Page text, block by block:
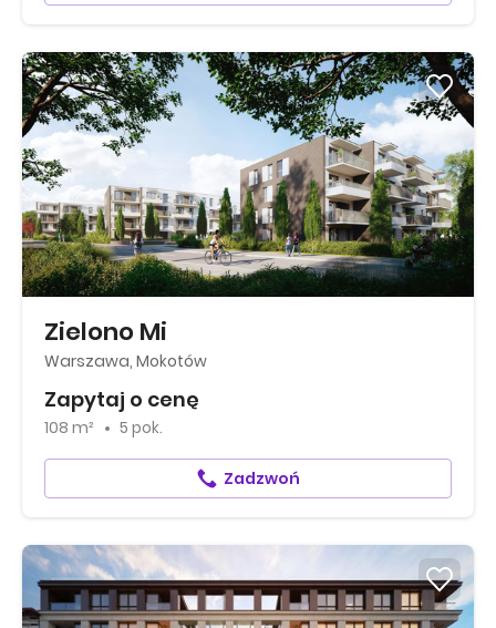
Zielono Mi
Warszawa, Mokotów
Zapytaj o cenę
108 m² 5 pok.
Zadzwoń